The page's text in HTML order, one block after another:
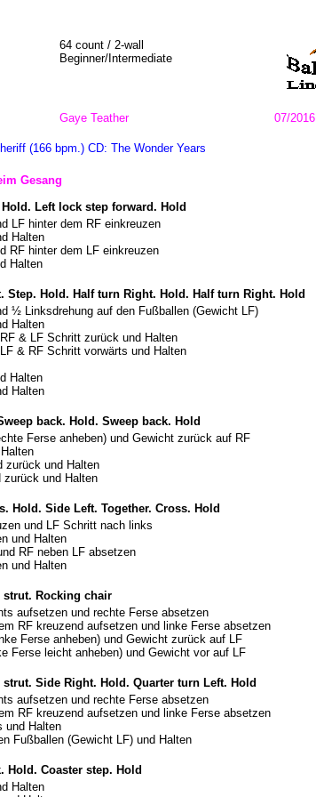
64 count / 2-wall
Beginner/Intermediate
Gaye Teather 07/2016
(166 bpm.) CD: The Wonder Years
Gesang
Left lock step forward. Hold
LF hinter dem RF einkreuzen
Halten
RF hinter dem LF einkreuzen
Halten
Step. Hold. Half turn Right. Hold. Half turn Right. Hold
½ Linksdrehung auf den Fußballen (Gewicht LF)
Halten
& LF Schritt zurück und Halten
& RF Schritt vorwärts und Halten
Halten
Halten
back. Hold. Sweep back. Hold
Ferse anheben) und Gewicht zurück auf RF
zurück und Halten
zurück und Halten
Hold. Side Left. Together. Cross. Hold
und LF Schritt nach links
und Halten
RF neben LF absetzen
und Halten
strut. Rocking chair
aufsetzen und rechte Ferse absetzen
RF kreuzend aufsetzen und linke Ferse absetzen
Ferse anheben) und Gewicht zurück auf LF
Ferse leicht anheben) und Gewicht vor auf LF
Side Right. Hold. Quarter turn Left. Hold
aufsetzen und rechte Ferse absetzen
RF kreuzend aufsetzen und linke Ferse absetzen
und Halten
Fußballen (Gewicht LF) und Halten
Hold. Coaster step. Hold
Halten